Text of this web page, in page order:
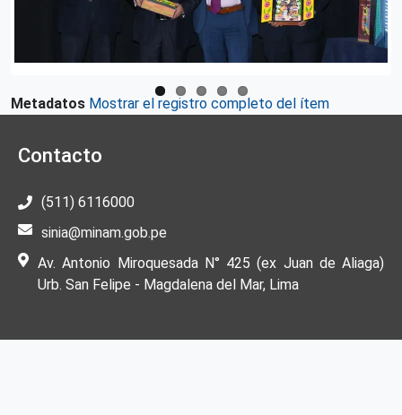
Metadatos Mostrar el registro completo del ítem
Contacto
(511) 6116000
sinia@minam.gob.pe
Av. Antonio Miroquesada N° 425 (ex Juan de Aliaga)
Urb. San Felipe - Magdalena del Mar, Lima